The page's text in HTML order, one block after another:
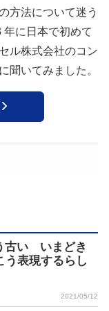
方法について迷う
に日本で初めて
ル株式会社のコン
聞いてみました。
古い いまどき
う表現するらし
2021/05/12